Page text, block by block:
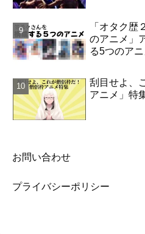
「オタク歴
のアニメ」
る5つのアニ
刮目せよ、
アニメ」特
お問い合わせ
プライバシーポリシー